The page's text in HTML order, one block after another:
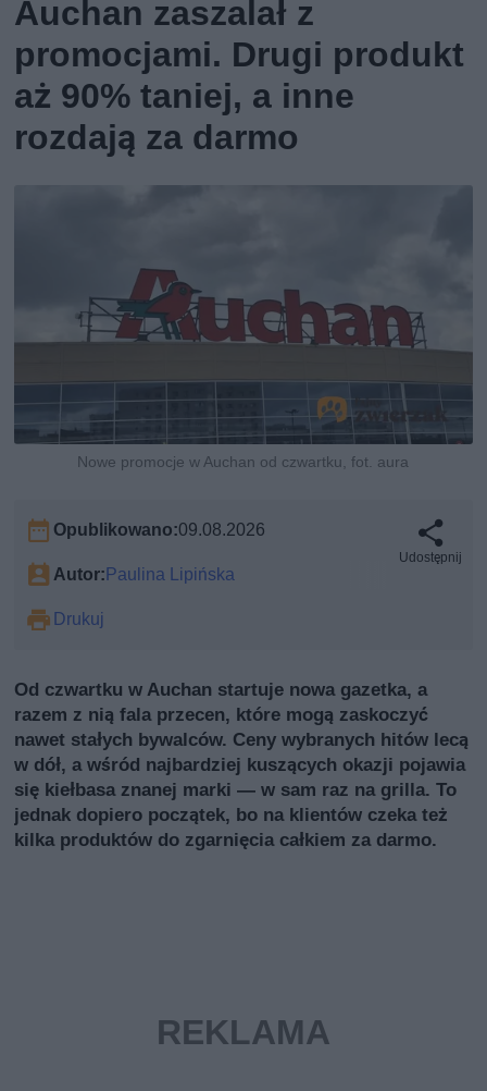
Auchan zaszalał z
promocjami. Drugi produkt
aż 90% taniej, a inne
rozdają za darmo
Nowe promocje w Auchan od czwartku, fot. aura
Opublikowano:09.08.2026
Autor:Paulina Lipińska
Drukuj
Udostępnij
Od czwartku w Auchan startuje nowa gazetka, a
razem z nią fala przecen, które mogą zaskoczyć
nawet stałych bywalców. Ceny wybranych hitów lecą
w dół, a wśród najbardziej kuszących okazji pojawia
się kiełbasa znanej marki — w sam raz na grilla. To
jednak dopiero początek, bo na klientów czeka też
kilka produktów do zgarnięcia całkiem za darmo.